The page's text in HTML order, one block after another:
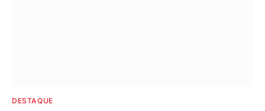
DESTAQUE